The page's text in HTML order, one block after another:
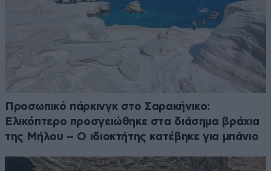
Προσωπικό πάρκινγκ στο Σαρακήνικο:
Ελικόπτερο προσγειώθηκε στα διάσημα βράχια
της Μήλου – Ο ιδιοκτήτης κατέβηκε για μπάνιο